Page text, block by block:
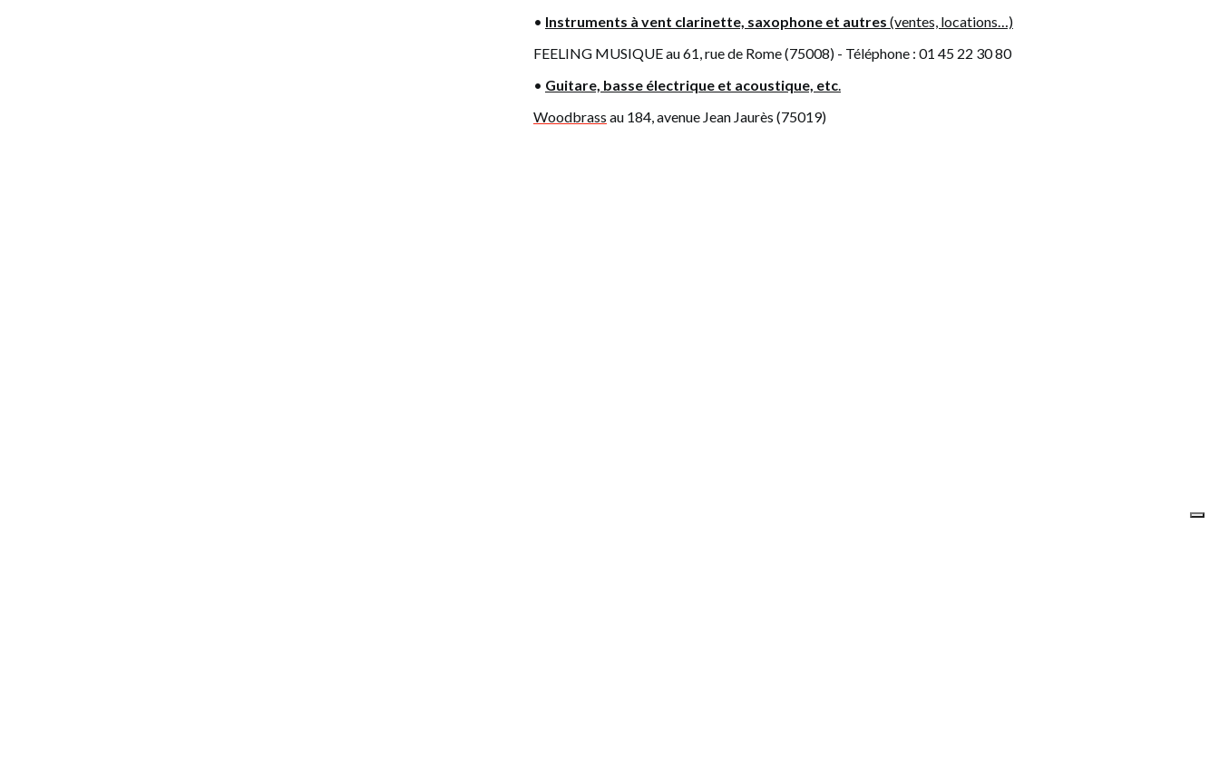
• Instruments à vent clarinette, saxophone et autres (ventes, locations…)
FEELING MUSIQUE au 61, rue de Rome (75008) - Téléphone : 01 45 22 30 80
• Guitare, basse électrique et acoustique, etc.
Woodbrass au 184, avenue Jean Jaurès (75019)